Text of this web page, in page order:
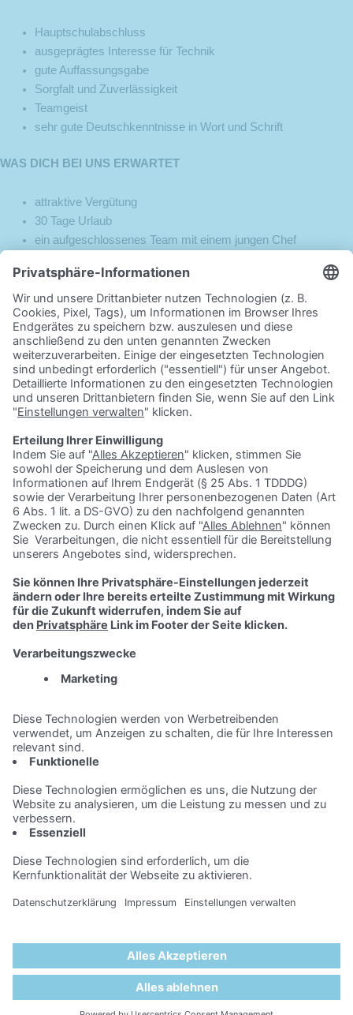
Hauptschulabschluss
ausgeprägtes Interesse für Technik
gute Auffassungsgabe
Sorgfalt und Zuverlässigkeit
Teamgeist
sehr gute Deutschkenntnisse in Wort und Schrift
WAS DICH BEI UNS ERWARTET
attraktive Vergütung
30 Tage Urlaub
ein aufgeschlossenes Team mit einem jungen Chef
Wir freuen uns über deine Bewerbungsunterlagen per e-Mail an
kremo@kreutzundmock.de
WER SIND WIR ÜBERHAUPT?
Kreutz & Mock ist ein zukunftsorientiertes, mittelständisches
Unternehmen mit Fokus auf gesundem Wachstum. Zusammen mit
Biegemaschinen Drähte und Rohre für die unterschiedlichsten
Anwendungen. Namhafte Kunden aus der Automobilindustrie, der
Bauindustrie, der Agrar- und Forstwirtschaft, dem Rollladenbau oder
dem Logistiksektor zählen auf uns.
Impressum
Datenschutz
Mediadaten
Kontakt
Copyright © 2026 vmm wirtschaftsverlag gmbh
& co. kg